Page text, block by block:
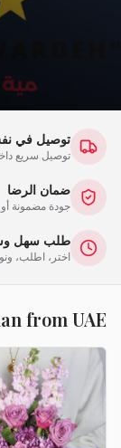
توصيل في
توصيل سريع
ضمان الرضا
جودة مضمونة أو
طلب سهل
اختر، اطلب،
from UAE